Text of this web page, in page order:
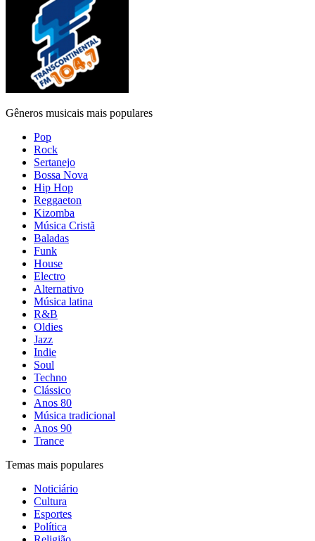
Gêneros musicais mais populares
Pop
Rock
Sertanejo
Bossa Nova
Hip Hop
Reggaeton
Kizomba
Música Cristã
Baladas
Funk
House
Electro
Alternativo
Música latina
R&B
Oldies
Jazz
Indie
Soul
Techno
Clássico
Anos 80
Música tradicional
Anos 90
Trance
Temas mais populares
Noticiário
Cultura
Esportes
Política